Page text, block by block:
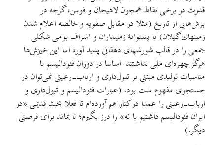
قدرت در برخی نقاط همچون لاهیجان و فومن، گرچه در
برش‌هایی از تاریخ (مثلا در مقابل صفويه و خالصه اعلام شدن
زمينهای گیلان) با پشتوانهٔ زمینداران و اشراف بومی شکلی
جمعی را در قالب شورشهای دهقانی پدید آورد اما این خیزش‌ها
هرگز چهره‌ای ملی نداشتند. اساسا در دوران فئودالیسم یا
مناسبات تولیدی مبتنی بر تیول‌داری و ارباب-رعیتی نمی‌توان در
جستجوی مفهوم ملت بود. (عبارات فئودالیسم و تیول‌داری و
ارباب-رعیتی را عمدا در کنار هم آورده‌ام تا فعلا بحث قدیمی «در
ایران فئودالیسم داشتیم یا نه» را درز بگیرم؛ تا بماند برای فرصتی
دیگر.)